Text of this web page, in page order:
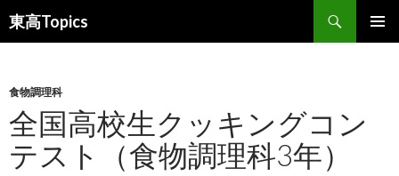
東高Topics
検
索
ン
ツ
へ
ス
キ
食物調理科
全国高校生クッキングコン
テスト（食物調理科3年）